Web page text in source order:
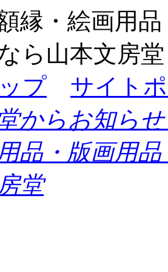
縁・絵画用
ら山本文房堂
プ
サイト
からお知ら
品・版画用
堂